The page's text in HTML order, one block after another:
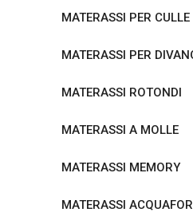
MATERASSI PER
MATERASSI PER
MATERASSI ROTONDI
MATERASSI A MOLLE
MATERASSI MEMORY
MATERASSI